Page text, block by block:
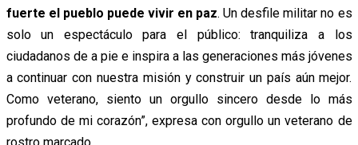
fuerte el pueblo puede vivir en paz. Un desfile militar no es
solo un espectáculo para el público: tranquiliza a los
ciudadanos de a pie e inspira a las generaciones más jóvenes
a continuar con nuestra misión y construir un país aún mejor.
Como veterano, siento un orgullo sincero desde lo más
profundo de mi corazón”, expresa con orgullo un veterano de
rostro marcado.